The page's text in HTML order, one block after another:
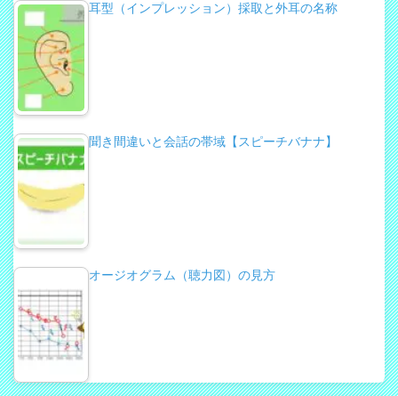
耳型（インプレッション）採取と外耳の名称
聞き間違いと会話の帯域【スピーチバナナ】
オージオグラム（聴力図）の見方